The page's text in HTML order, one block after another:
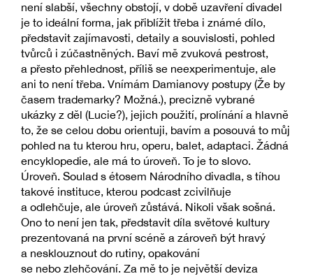
není slabší, všechny obstojí, v době uzavření divadel
je to ideální forma, jak přiblížit třeba i známé dílo,
představit zajímavosti, detaily a souvislosti, pohled
tvůrců i zúčastněných. Baví mě zvuková pestrost,
a přesto přehlednost, příliš se neexperimentuje, ale
ani to není třeba. Vnímám Damianovy postupy (Že by
časem trademarky? Možná.), precizně vybrané
ukázky z děl (Lucie?), jejich použití, prolínání a hlavně
to, že se celou dobu orientuji, bavím a posouvá to můj
pohled na tu kterou hru, operu, balet, adaptaci. Žádná
encyklopedie, ale má to úroveň. To je to slovo.
Úroveň. Soulad s étosem Národního divadla, s tíhou
takové instituce, kterou podcast zcivilňuje
a odlehčuje, ale úroveň zůstává. Nikoli však sošná.
Ono to není jen tak, představit díla světové kultury
prezentovaná na první scéně a zároveň být hravý
a nesklouznout do rutiny, opakování
se nebo zlehčování. Za mě to je největší deviza